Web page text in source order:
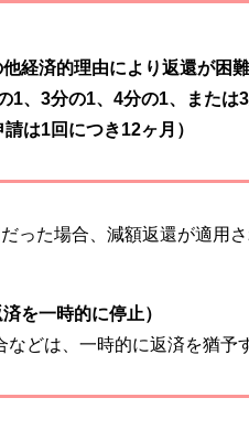
経済的理由により返還が困
1、3分の1、4分の1、または
は1回につき12ヶ月）
った場合、減額返還が適用
を一時的に停止）
どは、一時的に返済を猶予